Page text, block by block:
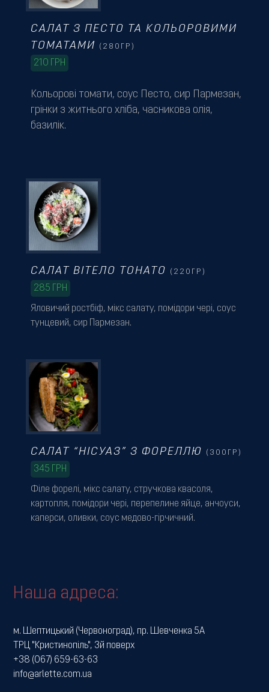
Кольорові томати, соус Песто, сир Пармезан,
грінки з житнього хліба, часникова олія,
базилік.
САЛАТ З ПЕСТО ТА КОЛЬОРОВИМИ
ТОМАТАМИ
(280ГР)
210 ГРН
Яловичий ростбіф, мікс салату, помідори чері, соус
тунцевий, сир Пармезан.
САЛАТ ВІТЕЛО ТОНАТО (220ГР)
285 ГРН
Філе форелі, мікс салату, стручкова квасоля,
картопля, помідори чері, перепелине яйце, анчоуси,
каперси, оливки, соус медово-гірчичний.
САЛАТ “НІСУАЗ” З ФОРЕЛЛЮ (300ГР)
345 ГРН
Наша адреса:
м. Шептицький (Червоноград), пр. Шевченка 5А
ТРЦ "Кристинопіль", 3й поверх
+38 (067) 659-63-63
info@arlette.com.ua